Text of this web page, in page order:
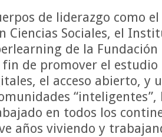
de liderazgo como el
Ciencias Sociales, el
de la Fundación
fin de promover el
el acceso abierto, y
en todos los
años viviendo y